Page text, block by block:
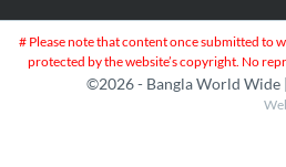
# Please note that content once submitted to
protected by the website’s copyright. No
©2026 - Bangla World